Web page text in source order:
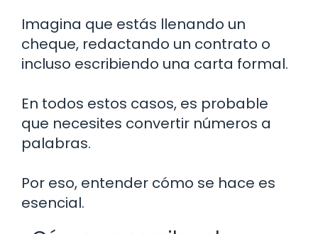
Imagina que estás llenando un
cheque, redactando un contrato o
incluso escribiendo una carta formal.
En todos estos casos, es probable
que necesites convertir números a
palabras.
Por eso, entender cómo se hace es
esencial.